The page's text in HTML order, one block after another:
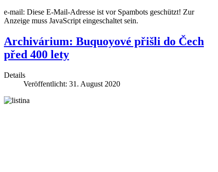
e-mail: Diese E-Mail-Adresse ist vor Spambots geschützt! Zur
Anzeige muss JavaScript eingeschaltet sein.
Archivárium: Buquoyové přišli do Čech
před 400 lety
Details
Veröffentlicht: 31. August 2020